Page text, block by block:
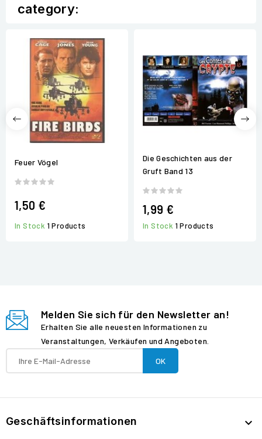
category:
Feuer Vögel
1,50 €
In Stock 1 Products
Die Geschichten aus der
Gruft Band 13
1,99 €
In Stock 1 Products
Melden Sie sich für den Newsletter an!
Erhalten Sie alle neuesten Informationen zu
Veranstaltungen, Verkäufen und Angeboten.
Geschäftsinformationen 